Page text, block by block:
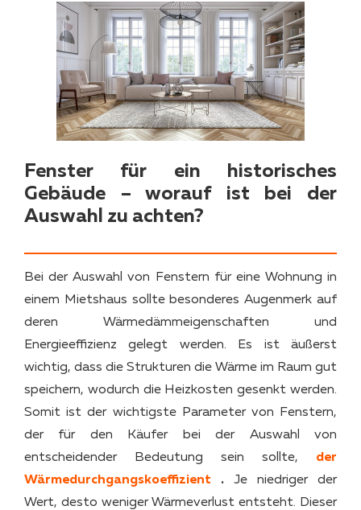
Fenster für ein historisches
Gebäude – worauf ist bei der
Auswahl zu achten?
Bei der Auswahl von Fenstern für eine Wohnung in
einem Mietshaus sollte besonderes Augenmerk auf
deren Wärmedämmeigenschaften und
Energieeffizienz gelegt werden. Es ist äußerst
wichtig, dass die Strukturen die Wärme im Raum gut
speichern, wodurch die Heizkosten gesenkt werden.
Somit ist der wichtigste Parameter von Fenstern,
der für den Käufer bei der Auswahl von
entscheidender Bedeutung sein sollte, der
Wärmedurchgangskoeffizient . Je niedriger der
Wert, desto weniger Wärmeverlust entsteht. Dieser